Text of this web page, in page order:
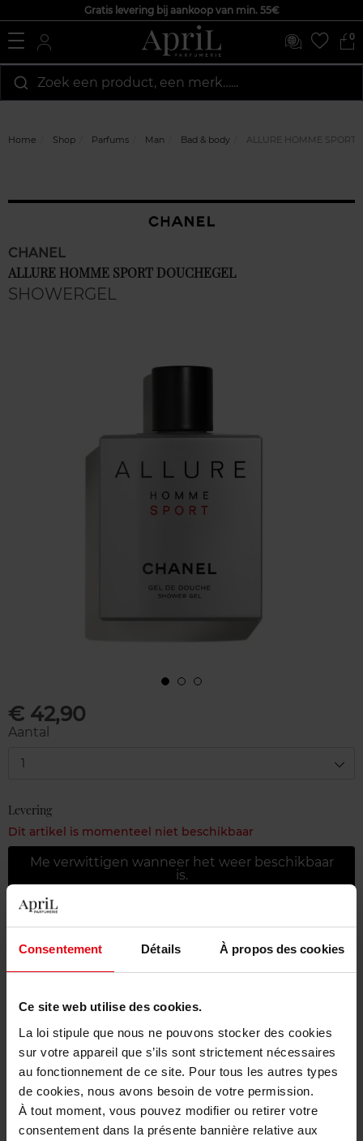
Consentement Détails À propos des cookies
Ce site web utilise des cookies.
La loi stipule que nous ne pouvons stocker des cookies
sur votre appareil que s’ils sont strictement nécessaires
au fonctionnement de ce site. Pour tous les autres types
de cookies, nous avons besoin de votre permission.
À tout moment, vous pouvez modifier ou retirer votre
consentement dans la présente bannière relative aux
Gratis levering bij aankoop van min. 55€
0
Zoek een product, een merk…...
Home Shop Parfums Man Bad & body ALLURE HOMME SPORT
CHANEL
ALLURE HOMME SPORT DOUCHEGEL
SHOWERGEL
€ 42,90
Aantal
1
Levering
Dit artikel is momenteel niet beschikbaar
Me verwittigen wanneer het weer beschikbaar
is.
Gratis retour in je winkelpunt
Beschrijving
Karakteristieken